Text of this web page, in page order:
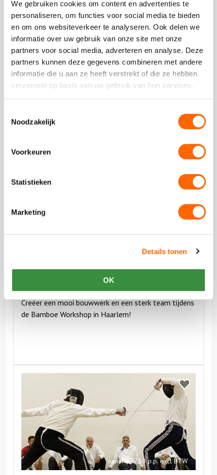
We gebruiken cookies om content en advertenties te
personaliseren, om functies voor social media te bieden
en om ons websiteverkeer te analyseren. Ook delen we
informatie over uw gebruik van onze site met onze
partners voor social media, adverteren en analyse. Deze
partners kunnen deze gegevens combineren met andere
informatie die u aan ze heeft verstrekt of die ze hebben
verzameld op basis van uw gebruik van hun services.
Noodzakelijk
Voorkeuren
Statistieken
Marketing
Details tonen
OK
kreeg
als
cijfer
een
5
- Annechien | KPN
Plaats een review
Bekijk alle reviews
Bekijk
Workshop
Creëer een mooi bouwwerk en een sterk team tijdens
de Bamboe Workshop in Haarlem!
Bamboe
Bekijk
Workshop
Schermen
vanaf €27,50 p.p. excl BTW
Bekijk